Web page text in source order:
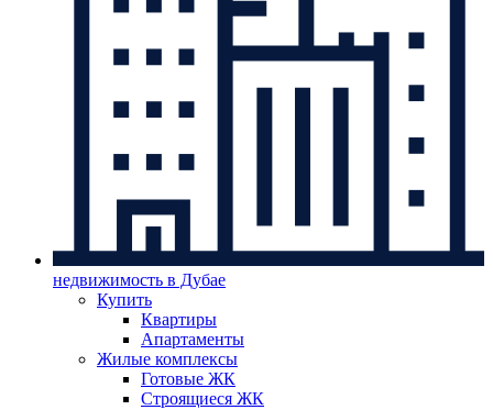
недвижимость в Дубае
Купить
Квартиры
Апартаменты
Жилые комплексы
Готовые ЖК
Строящиеся ЖК